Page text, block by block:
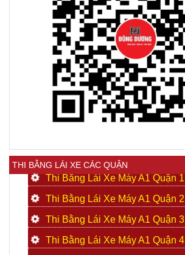
THI BẰNG LÁI XE CÁC QUẬN
Thi Bằng Lái Xe Máy A1 Quận 1
Thi Bằng Lái Xe Máy A1 Quận 2
Thi Bằng Lái Xe Máy A1 Quận 3
Thi Bằng Lái Xe Máy A1 Quận 4